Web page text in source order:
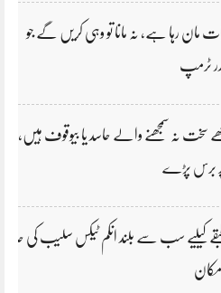
مان رہا ہے، نہ مانا تو وہی کریں گے جو
ٹرمپ
سخت نہ سمجھنے والے حاسد یا بیوقوف ہیں،
برس پڑے
کیلیے سب سے بلند انکم ٹیکس سلیب کی حد